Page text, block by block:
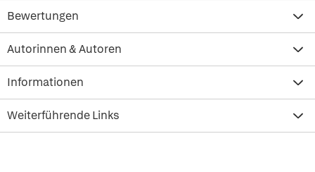
Bewertungen
Autorinnen & Autoren
Informationen
Weiterführende Links